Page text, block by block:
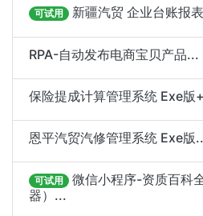
可试用 新疆汽贸 企业台账报
RPA-自动发布电商宝贝产品...
保险提成计算管理系统 Exe版
恩平汽贸汽修管理系统 Exe版
可试用
微信小程序-资质百科
器）...